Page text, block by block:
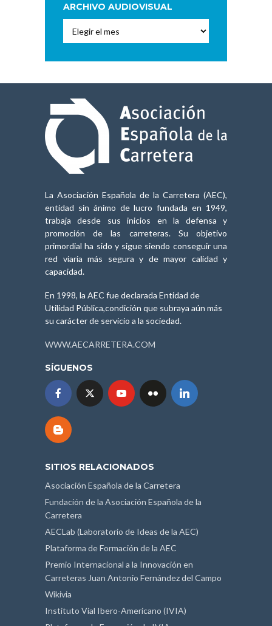
ARCHIVO AUDIOVISUAL
Audiovisual
La Asociación Española de la Carretera (AEC),
entidad sin ánimo de lucro fundada en 1949,
trabaja desde sus inicios en la defensa y
promoción de las carreteras. Su objetivo
primordial ha sido y sigue siendo conseguir una
red viaria más segura y de mayor calidad y
capacidad.
En 1998, la AEC fue declarada Entidad de
Utilidad Pública,condición que subraya aún más
su carácter de servicio a la sociedad.
WWW.AECARRETERA.COM
SÍGUENOS
SITIOS RELACIONADOS
Asociación Española de la Carretera
Fundación de la Asociación Española de la
Carretera
AECLab (Laboratorio de Ideas de la AEC)
Plataforma de Formación de la AEC
Premio Internacional a la Innovación en
Carreteras Juan Antonio Fernández del Campo
Wikivia
Instituto Vial Ibero-Americano (IVIA)